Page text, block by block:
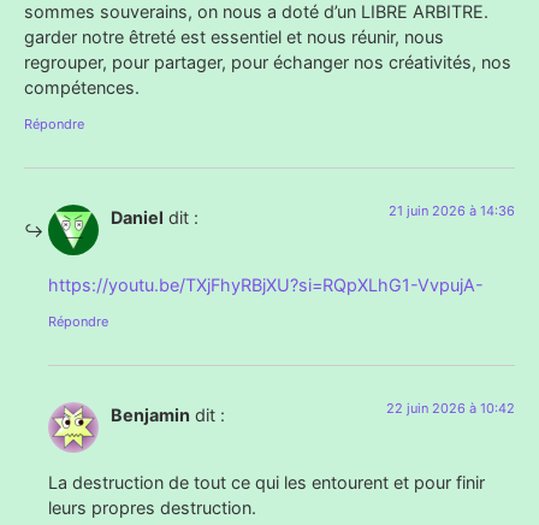
sommes souverains, on nous a doté d’un LIBRE ARBITRE.
garder notre êtreté est essentiel et nous réunir, nous
regrouper, pour partager, pour échanger nos créativités, nos
compétences.
Répondre
Daniel dit : 21 juin 2026 à 14:36
https://youtu.be/TXjFhyRBjXU?si=RQpXLhG1-VvpujA-
Répondre
Benjamin dit : 22 juin 2026 à 10:42
La destruction de tout ce qui les entourent et pour finir
leurs propres destruction.